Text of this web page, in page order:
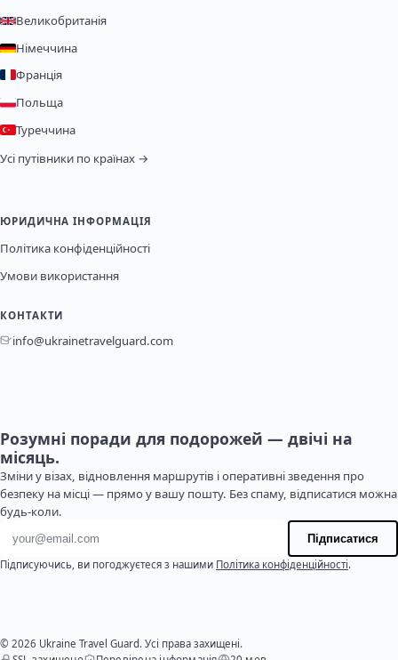
Великобританія
Німеччина
Франція
Польща
Туреччина
Усі путівники по країнах →
ЮРИДИЧНА ІНФОРМАЦІЯ
Політика конфіденційності
Умови використання
КОНТАКТИ
info@ukrainetravelguard.com
Розумні поради для подорожей — двічі на
місяць.
Зміни у візах, відновлення маршрутів і оперативні зведення про
безпеку на місці — прямо у вашу пошту. Без спаму, відписатися можна
будь-коли.
Адреса електронної пошти
Підписатися
Підписуючись, ви погоджуєтеся з нашими Політика конфіденційності.
© 2026 Ukraine Travel Guard. Усі права захищені.